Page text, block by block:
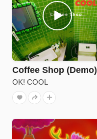
Coffee Shop (Demo)
OK! COOL